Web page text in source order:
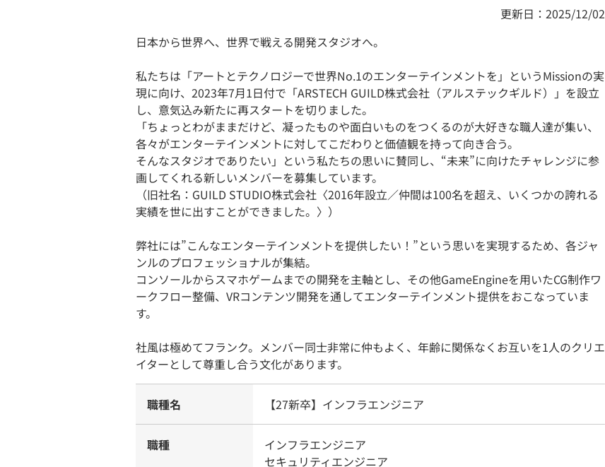
更新日：2025/12/02
日本から世界へ、世界で戦える開発スタジオへ。
私たちは「アートとテクノロジーで世界No.1のエンターテインメントを」というMissionの実
現に向け、2023年7月1日付で「ARSTECH GUILD株式会社（アルステックギルド）」を設立
し、意気込み新たに再スタートを切りました。
「ちょっとわがままだけど、凝ったものや面白いものをつくるのが大好きな職人達が集い、
各々がエンターテインメントに対してこだわりと価値観を持って向き合う。
そんなスタジオでありたい」という私たちの思いに賛同し、“未来”に向けたチャレンジに参
画してくれる新しいメンバーを募集しています。
（旧社名：GUILD STUDIO株式会社〈2016年設立／仲間は100名を超え、いくつかの誇れる
実績を世に出すことができました。〉）
弊社には”こんなエンターテインメントを提供したい！”という思いを実現するため、各ジャ
ンルのプロフェッショナルが集結。
コンソールからスマホゲームまでの開発を主軸とし、その他GameEngineを用いたCG制作ワ
ークフロー整備、VRコンテンツ開発を通してエンターテインメント提供をおこなっていま
す。
社風は極めてフランク。メンバー同士非常に仲もよく、年齢に関係なくお互いを1人のクリエ
イターとして尊重し合う文化があります。
職種名 【27新卒】インフラエンジニア
職種
インフラエンジニア
セキュリティエンジニア